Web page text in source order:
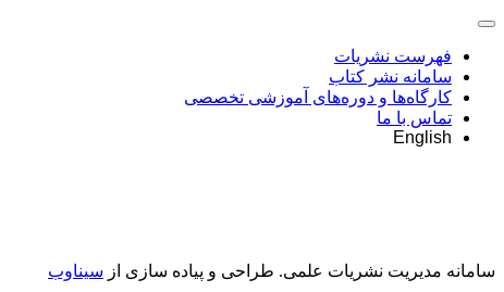
فهرست نشریات
سامانه نشر کتاب
کارگاه‌ها و دوره‌های آموزشی تخصصی
تماس با ما
English
سامانه مدیریت نشریات علمی. طراحی و پیاده سازی از سیناوب